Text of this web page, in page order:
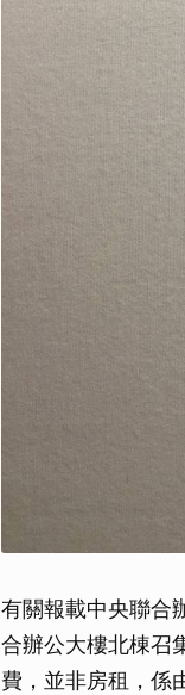
有關報載中央聯合
合辦公大樓北棟召
費，並非房租，係